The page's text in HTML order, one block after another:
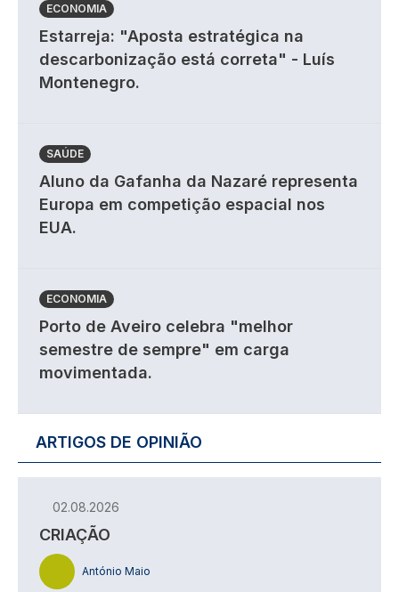
ECONOMIA
Estarreja: "Aposta estratégica na
descarbonização está correta" - Luís
Montenegro.
SAÚDE
Aluno da Gafanha da Nazaré representa
Europa em competição espacial nos
EUA.
ECONOMIA
Porto de Aveiro celebra "melhor
semestre de sempre" em carga
movimentada.
ARTIGOS DE OPINIÃO
02.08.2026
CRIAÇÃO
António Maio